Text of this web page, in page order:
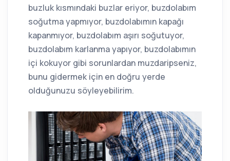
buzluk kısmındaki buzlar eriyor, buzdolabım
soğutma yapmıyor, buzdolabımın kapağı
kapanmıyor, buzdolabım aşırı soğutuyor,
buzdolabım karlanma yapıyor, buzdolabımın
içi kokuyor gibi sorunlardan muzdaripseniz,
bunu gidermek için en doğru yerde
olduğunuzu söyleyebilirim.